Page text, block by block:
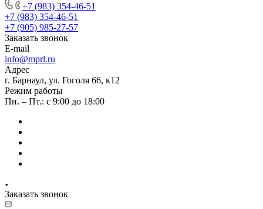
+7 (983) 354-46-51
+7 (983) 354-46-51
+7 (905) 985-27-57
Заказать звонок
E-mail
info@mprl.ru
Адрес
г. Барнаул, ул. Гоголя 66, к12
Режим работы
Пн. – Пт.: с 9:00 до 18:00
Заказать звонок